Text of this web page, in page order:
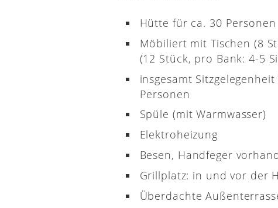
Hütte für ca. 30 Personen
Möbiliert mit Tischen (8
(12 Stück, pro Bank: 4-5
insgesamt
Personen
Spüle (mit Warmwasser)
Elektroheizung
Besen, Handfeger
Grillplatz: in und vor der
Überdachte